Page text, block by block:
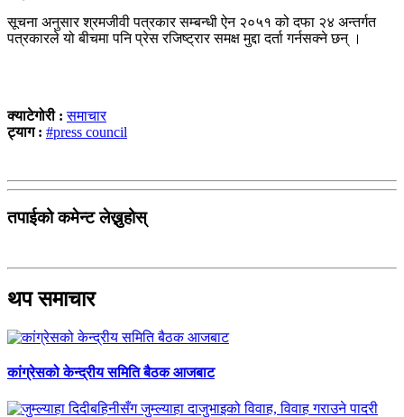
सूचना अनुसार श्रमजीवी पत्रकार सम्बन्धी ऐन २०५१ को दफा २४ अन्तर्गत
पत्रकारले यो बीचमा पनि प्रेस रजिष्ट्रार समक्ष मुद्दा दर्ता गर्नसक्ने छन् ।
क्याटेगोरी :समाचार
ट्याग : #press council
तपाईको कमेन्ट लेख्नुहोस्
थप समाचार
कांग्रेसको केन्द्रीय समिति बैठक आजबाट